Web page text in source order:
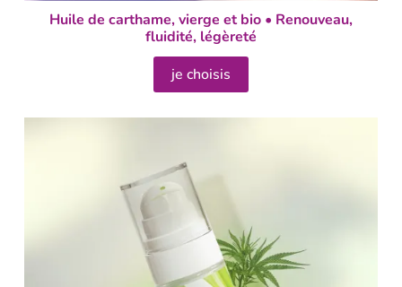
Huile de carthame, vierge et bio • Renouveau,
fluidité, légèreté
je choisis